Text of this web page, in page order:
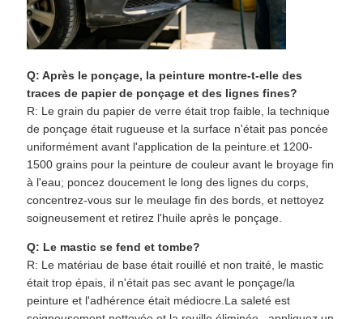
Q: Après le ponçage, la peinture montre-t-elle des
traces de papier de ponçage et des lignes fines?
R: Le grain du papier de verre était trop faible, la technique
de ponçage était rugueuse et la surface n'était pas poncée
uniformément avant l'application de la peinture.et 1200-
1500 grains pour la peinture de couleur avant le broyage fin
à l'eau; poncez doucement le long des lignes du corps,
concentrez-vous sur le meulage fin des bords, et nettoyez
soigneusement et retirez l'huile après le ponçage.
Q: Le mastic se fend et tombe?
R: Le matériau de base était rouillé et non traité, le mastic
était trop épais, il n'était pas sec avant le ponçage/la
peinture et l'adhérence était médiocre.La saleté est